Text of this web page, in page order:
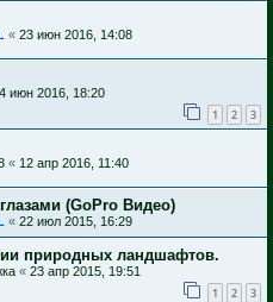
« 23 июн 2016, 14:08
июн 2016, 18:20
1 2 3
« 12 апр 2016, 11:40
(GoPro Видео)
« 22 июл 2015, 16:29
природных ландшафтов.
« 23 апр 2015, 19:51
1 2 3